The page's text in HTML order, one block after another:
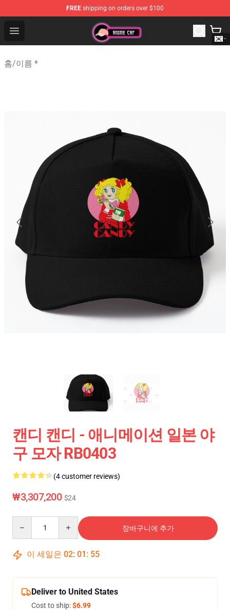
FREE shipping on orders over $100
Open menu
Anime Cap Shop - The Best Store of Anime Cap
홈/이름 *
캔디 캔디 - 애니메이션 일본 야
구 모자 RB0403
(4 customer reviews)
₩3,307,200 $24
장바구니에 추가
이 세일은 02: 01 : 55
Deliver to United States
Cost to ship:$6.99